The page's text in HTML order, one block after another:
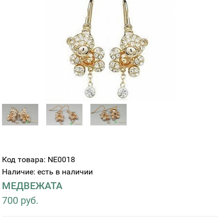
Код товара: NE0018
Наличие: есть в наличии
МЕДВЕЖАТА
700 руб.